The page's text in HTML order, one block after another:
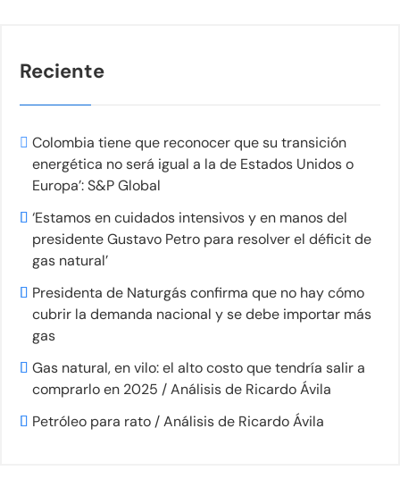
Reciente
Colombia tiene que reconocer que su transición
energética no será igual a la de Estados Unidos o
Europa’: S&P Global
‘Estamos en cuidados intensivos y en manos del
presidente Gustavo Petro para resolver el déficit de
gas natural’
Presidenta de Naturgás confirma que no hay cómo
cubrir la demanda nacional y se debe importar más
gas
Gas natural, en vilo: el alto costo que tendría salir a
comprarlo en 2025 / Análisis de Ricardo Ávila
Petróleo para rato / Análisis de Ricardo Ávila